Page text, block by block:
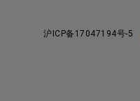
沪ICP备17047194号-5